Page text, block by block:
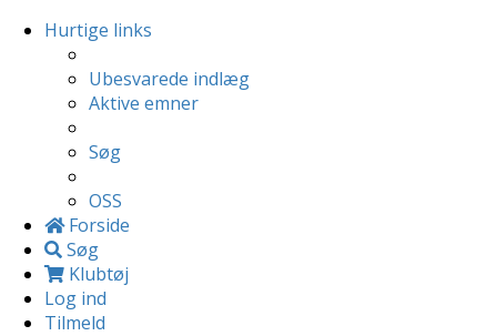
Hurtige links
Ubesvarede indlæg
Aktive emner
Søg
OSS
Forside
Søg
Klubtøj
Log ind
Tilmeld